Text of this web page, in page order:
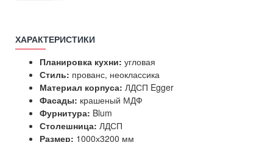
ХАРАКТЕРИСТИКИ
Планировка кухни: угловая
Стиль: прованс, неоклассика
Материал корпуса: ЛДСП Egger
Фасады: крашеный МДФ
Фурнитура: Blum
Столешница: ЛДСП
Размер: 1000х3200 мм